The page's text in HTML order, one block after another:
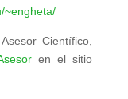
~engheta/
Científico,
en el sitio